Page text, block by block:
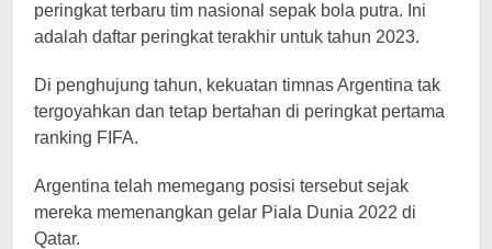
peringkat terbaru tim nasional sepak bola putra. Ini
adalah daftar peringkat terakhir untuk tahun 2023.
Di penghujung tahun, kekuatan timnas Argentina tak
tergoyahkan dan tetap bertahan di peringkat pertama
ranking FIFA.
Argentina telah memegang posisi tersebut sejak
mereka memenangkan gelar Piala Dunia 2022 di
Qatar.